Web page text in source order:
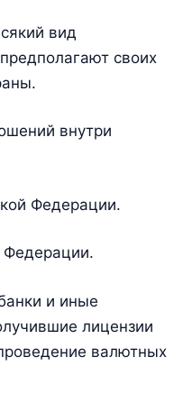
вид
своих
внутри
Федерации.
Федерации.
и иные
лицензии
валютных